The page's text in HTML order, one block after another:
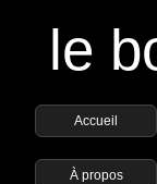
le
Accueil
À propos